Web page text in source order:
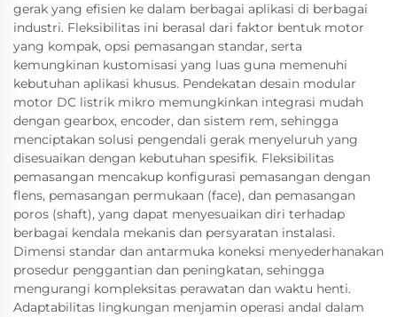
gerak yang efisien ke dalam berbagai aplikasi di berbagai
industri. Fleksibilitas ini berasal dari faktor bentuk motor
yang kompak, opsi pemasangan standar, serta
kemungkinan kustomisasi yang luas guna memenuhi
kebutuhan aplikasi khusus. Pendekatan desain modular
motor DC listrik mikro memungkinkan integrasi mudah
dengan gearbox, encoder, dan sistem rem, sehingga
menciptakan solusi pengendali gerak menyeluruh yang
disesuaikan dengan kebutuhan spesifik. Fleksibilitas
pemasangan mencakup konfigurasi pemasangan dengan
flens, pemasangan permukaan (face), dan pemasangan
poros (shaft), yang dapat menyesuaikan diri terhadap
berbagai kendala mekanis dan persyaratan instalasi.
Dimensi standar dan antarmuka koneksi menyederhanakan
prosedur penggantian dan peningkatan, sehingga
mengurangi kompleksitas perawatan dan waktu henti.
Adaptabilitas lingkungan menjamin operasi andal dalam